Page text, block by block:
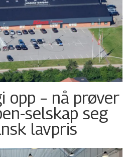
opp – nå prøver
selskap seg
lavpris